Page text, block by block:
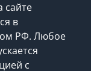
сайте
в
РФ. Любое
с